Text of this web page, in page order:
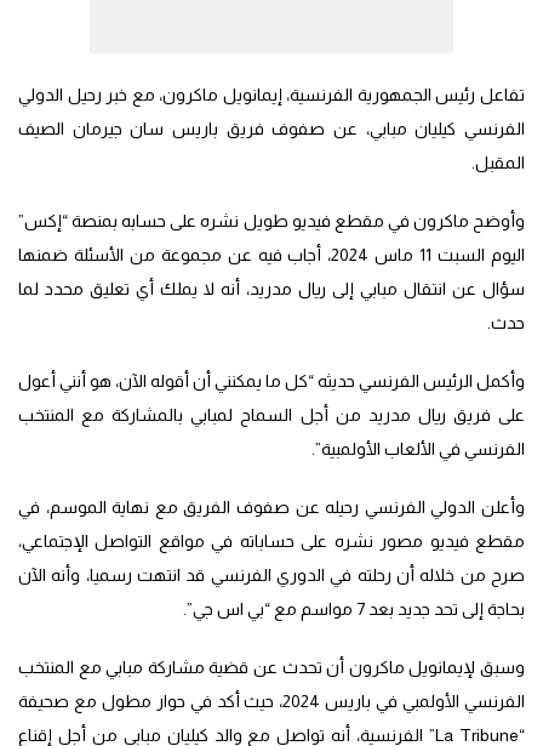
تفاعل رئيس الجمهورية الفرنسية، إيمانويل ماكرون، مع خبر رحيل الدولي
الفرنسي كيليان مبابي، عن صفوف فريق باريس سان جيرمان الصيف
المقبل.
وأوضح ماكرون في مقطع فيديو طويل نشره على حسابه بمنصة “إكس”
اليوم السبت 11 ماس 2024، أجاب فيه عن مجموعة من الأسئلة ضمنها
سؤال عن انتقال مبابي إلى ريال مدريد، أنه لا يملك أي تعليق محدد لما
حدث.
وأكمل الرئيس الفرنسي حديثه “كل ما يمكنني أن أقوله الآن، هو أنني أعول
على فريق ريال مدريد من أجل السماح لمبابي بالمشاركة مع المنتخب
الفرنسي في الألعاب الأولمبية”.
وأعلن الدولي الفرنسي رحيله عن صفوف الفريق مع نهاية الموسم، في
مقطع فيديو مصور نشره على حساباته في مواقع التواصل الإجتماعي،
صرح من خلاله أن رحلته في الدوري الفرنسي قد انتهت رسميا، وأنه الآن
بحاجة إلى تحد جديد بعد 7 مواسم مع “بي اس جي”.
وسبق لإيمانويل ماكرون أن تحدث عن قضية مشاركة مبابي مع المنتخب
الفرنسي الأولمبي في باريس 2024، حيث أكد في حوار مطول مع صحيفة
“La Tribune” الفرنسية، أنه تواصل مع والد كيليان مبابي من أجل إقناع